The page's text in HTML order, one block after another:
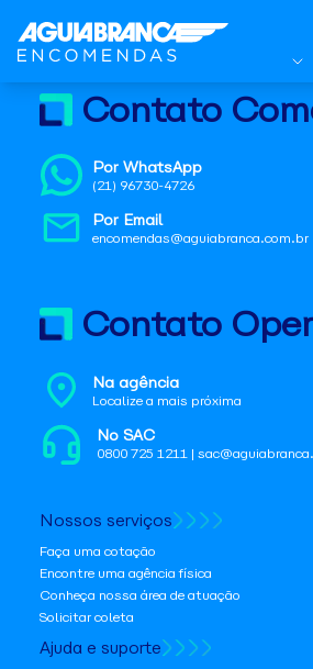
Contato
Por WhatsApp
(21) 96730-4726
Por Email
encomendas@aguiabranca.com.br
Contato
Na agência
Localize a mais próxima
No SAC
0800 725 1211 |
Nossos serviços
Faça uma cotação
Encontre uma agência física
Conheça nossa área de atuação
Solicitar coleta
Ajuda e suporte